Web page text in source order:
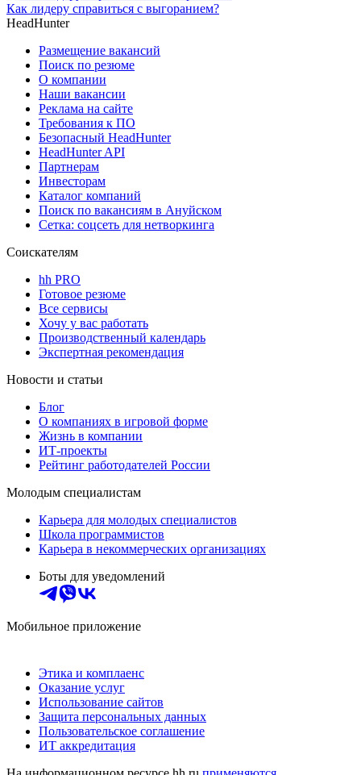
Как лидеру справиться с выгоранием?
HeadHunter
Размещение вакансий
Поиск по резюме
О компании
Наши вакансии
Реклама на сайте
Требования к ПО
Безопасный HeadHunter
HeadHunter API
Партнерам
Инвесторам
Каталог компаний
Поиск по вакансиям в Ануйском
Сетка: соцсеть для нетворкинга
Соискателям
hh PRO
Готовое резюме
Все сервисы
Хочу у вас работать
Производственный календарь
Экспертная рекомендация
Новости и статьи
Блог
О компаниях в игровой форме
Жизнь в компании
ИТ-проекты
Рейтинг работодателей России
Молодым специалистам
Карьера для молодых специалистов
Школа программистов
Карьера в некоммерческих организациях
Боты для уведомлений
Мобильное приложение
Этика и комплаенс
Оказание услуг
Использование сайтов
Защита персональных данных
Пользовательское соглашение
ИТ аккредитация